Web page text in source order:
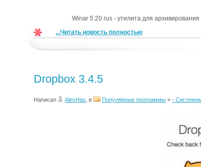
Winar 5.20 rus - утилита для
...Читать новость полностью
Dropbox 3.4.5
Написал AlexHas , в Популярные программы » -